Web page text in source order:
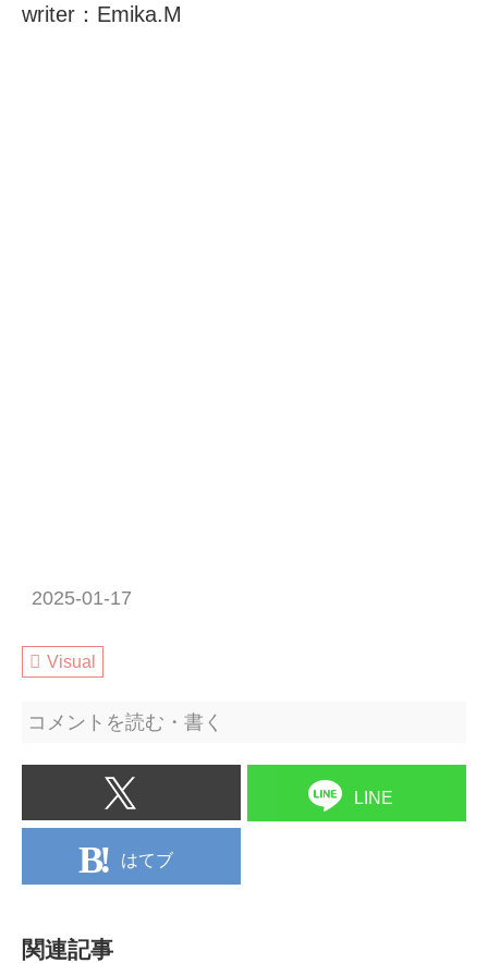
writer：Emika.M
2025-01-17
Visual
コメントを読む・書く
LINE
はてブ
関連記事